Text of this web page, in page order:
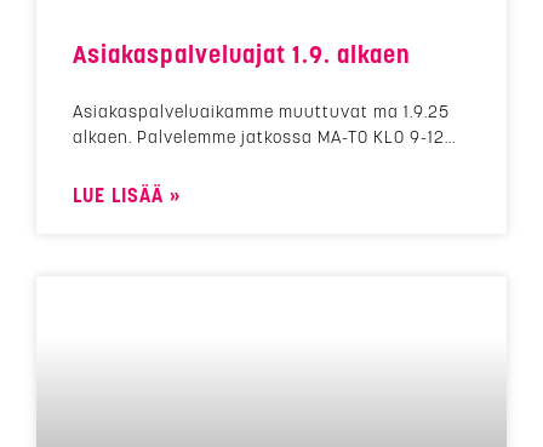
Asiakaspalveluajat 1.9. alkaen
Asiakaspalveluaikamme muuttuvat ma 1.9.25
alkaen. Palvelemme jatkossa MA-TO KLO 9-12
LUE LISÄÄ »